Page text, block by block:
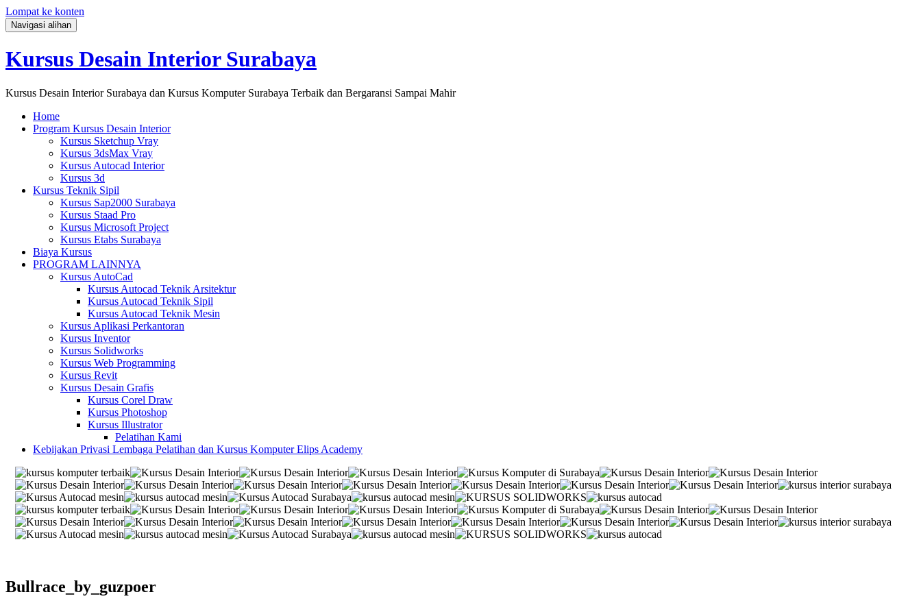
Lompat ke konten
Navigasi alihan
Kursus Desain Interior Surabaya
Kursus Desain Interior Surabaya dan Kursus Komputer Surabaya Terbaik dan Bergaransi Sampai Mahir
Home
Program Kursus Desain Interior
Kursus Sketchup Vray
Kursus 3dsMax Vray
Kursus Autocad Interior
Kursus 3d
Kursus Teknik Sipil
Kursus Sap2000 Surabaya
Kursus Staad Pro
Kursus Microsoft Project
Kursus Etabs Surabaya
Biaya Kursus
PROGRAM LAINNYA
Kursus AutoCad
Kursus Autocad Teknik Arsitektur
Kursus Autocad Teknik Sipil
Kursus Autocad Teknik Mesin
Kursus Aplikasi Perkantoran
Kursus Inventor
Kursus Solidworks
Kursus Web Programming
Kursus Revit
Kursus Desain Grafis
Kursus Corel Draw
Kursus Photoshop
Kursus Illustrator
Pelatihan Kami
Kebijakan Privasi Lembaga Pelatihan dan Kursus Komputer Elips Academy
Bullrace_by_guzpoer